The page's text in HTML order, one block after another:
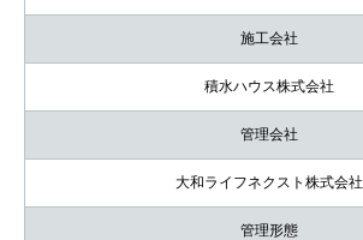
施工会社
積水ハウス株式会社
管理会社
大和ライフネクスト株式会社
管理形態